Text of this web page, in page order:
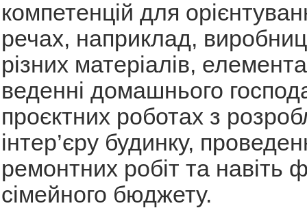
компетенцій для
речах, наприклад,
різних матеріалів,
веденні домашнього
проєктних роботах з
інтер’єру будинку,
ремонтних робіт та навіть
сімейного бюджету.